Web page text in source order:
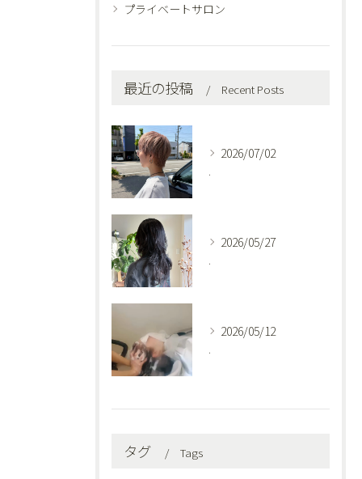
プライベートサロン
最近の投稿 Recent Posts
2026/07/02
.
2026/05/27
.
2026/05/12
.
タグ Tags